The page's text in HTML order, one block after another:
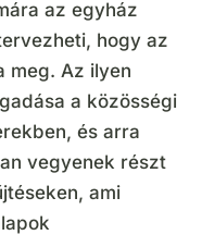
az egyház
hogy az
meg. Az ilyen
a közösségi
és arra
vegyenek részt
ami